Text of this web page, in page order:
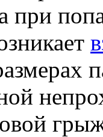
при